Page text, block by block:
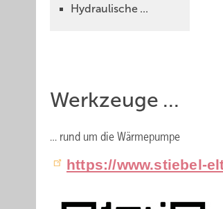
Hydraulische ...
Werkzeuge ...
… rund um die Wärmepumpe
https://www.stiebel-